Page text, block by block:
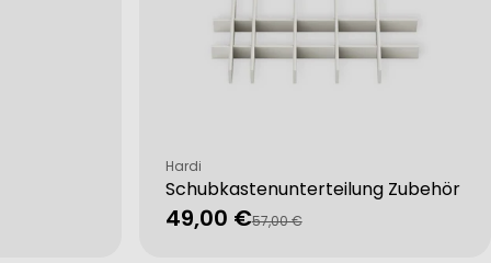
Schubkastenunterteilung Zubehör
Verkäufer:
Hardi
Verkaufspreis
49,00 €
Regulärer57,00 €